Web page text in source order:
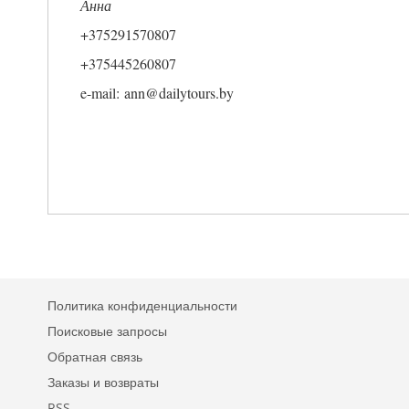
Анна
+375291570807
+375445260807
e-mail: ann@dailytours.by
Политика конфиденциальности
Поисковые запросы
Обратная связь
Заказы и возвраты